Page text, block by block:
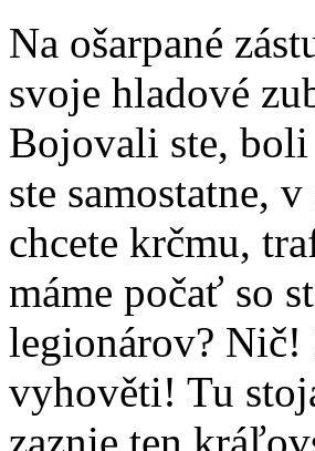
Na ošarpané
svoje hladové
Bojovali ste, boli
ste samostatne,
chcete krčmu,
máme počať so
legionárov? Nič!
vyhověti! Tu
zaznie ten